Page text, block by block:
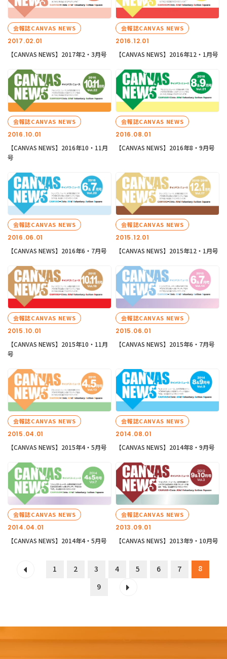
2017.02.01
会報誌CANVAS NEWS
【CANVAS NEWS】2017年2・3月号
2016.12.01
会報誌CANVAS NEWS
【CANVAS NEWS】2016年12・1月号
2016.10.01
会報誌CANVAS NEWS
【CANVAS NEWS】2016年10・11月
号
2016.08.01
会報誌CANVAS NEWS
【CANVAS NEWS】2016年8・9月号
2016.06.01
会報誌CANVAS NEWS
【CANVAS NEWS】2016年6・7月号
2015.12.01
会報誌CANVAS NEWS
【CANVAS NEWS】2015年12・1月号
2015.10.01
会報誌CANVAS NEWS
【CANVAS NEWS】2015年10・11月
号
2015.06.01
会報誌CANVAS NEWS
【CANVAS NEWS】2015年6・7月号
2015.04.01
会報誌CANVAS NEWS
【CANVAS NEWS】2015年4・5月号
2014.08.01
会報誌CANVAS NEWS
【CANVAS NEWS】2014年8・9月号
2014.04.01
会報誌CANVAS NEWS
【CANVAS NEWS】2014年4・5月号
2013.09.01
会報誌CANVAS NEWS
【CANVAS NEWS】2013年9・10月号
1 2 3 4 5 6 7
8
9